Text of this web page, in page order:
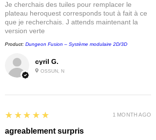
cyril G.
OSSUN, N
Je cherchais des tuiles pour remplacer le
plateau heroquest corresponds tout à fait à ce
que je recherchais. J attends maintenant la
version verte
Product: Dungeon Fusion – Système modulaire 2D/3D
5
★★★★★
agreablement surpris
1 MONTH AGO